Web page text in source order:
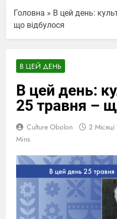
Головна » В цей день:
що відбулося
В ЦЕЙ ДЕНЬ
В цей день:
25 травня –
Culture Obolon 2
Mins